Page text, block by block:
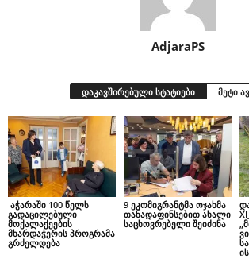
AdjaraPS
დაკავშირებული სტატიები მეტი
აჭარაში 100 წელს
გადაცილებული
მოქალაქეების
მხარდაჭერის პროგრამა
გრძელდება
9 ეკომიგრანტმა ოჯახმა
თანადაფინსებით ახალი
საცხოვრებელი შეიძინა